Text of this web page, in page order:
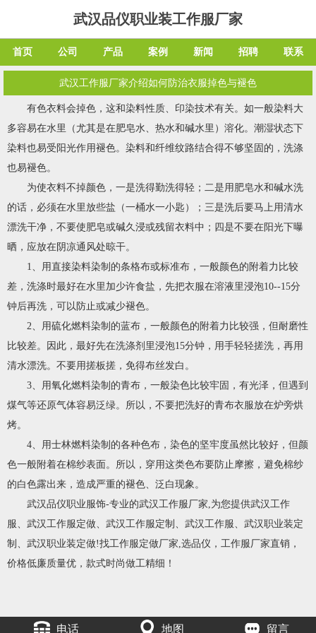
武汉品仪职业装工作服厂家
首页 公司 产品 案例 新闻 招聘 联系
武汉工作服厂家介绍如何防治衣服掉色与褪色
有色衣料会掉色，这和染料性质、印染技术有关。如一般染料大
多容易在水里（尤其是在肥皂水、热水和碱水里）溶化。潮湿状态下
染料也易受阳光作用褪色。染料和纤维纹路结合得不够坚固的，洗涤
也易褪色。
为使衣料不掉颜色，一是洗得勤洗得轻；二是用肥皂水和碱水洗
的话，必须在水里放些盐（一桶水一小匙）；三是洗后要马上用清水
漂洗干净，不要使肥皂或碱久浸或残留衣料中；四是不要在阳光下曝
晒，应放在阴凉通风处晾干。
1、用直接染料染制的条格布或标准布，一般颜色的附着力比较
差，洗涤时最好在水里加少许食盐，先把衣服在溶液里浸泡10--15分
钟后再洗，可以防止或减少褪色。
2、用硫化燃料染制的蓝布，一般颜色的附着力比较强，但耐磨性
比较差。因此，最好先在洗涤剂里浸泡15分钟，用手轻轻搓洗，再用
清水漂洗。不要用搓板搓，免得布丝发白。
3、用氧化燃料染制的青布，一般染色比较牢固，有光泽，但遇到
煤气等还原气体容易泛绿。所以，不要把洗好的青布衣服放在炉旁烘
烤。
4、用士林燃料染制的各种色布，染色的坚牢度虽然比较好，但颜
色一般附着在棉纱表面。所以，穿用这类色布要防止摩擦，避免棉纱
的白色露出来，造成严重的褪色、泛白现象。
武汉品仪职业服饰-专业的武汉工作服厂家,为您提供武汉工作
服、武汉工作服定做、武汉工作服定制、武汉工作服、武汉职业装定
制、武汉职业装定做!找工作服定做厂家,选品仪，工作服厂家直销，
价格低廉质量优，款式时尚做工精细！
电话 地图 留言